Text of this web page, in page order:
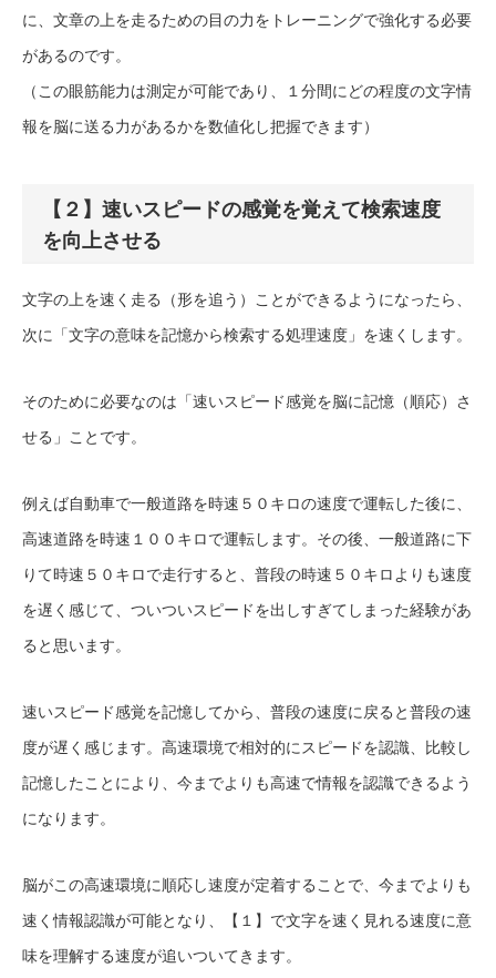
に、文章の上を走るための目の力をトレーニングで強化する必要
があるのです。
（この眼筋能力は測定が可能であり、１分間にどの程度の文字情
報を脳に送る力があるかを数値化し把握できます）
【２】速いスピードの感覚を覚えて検索速度
を向上させる
文字の上を速く走る（形を追う）ことができるようになったら、
次に「文字の意味を記憶から検索する処理速度」を速くします。
そのために必要なのは「速いスピード感覚を脳に記憶（順応）さ
せる」ことです。
例えば自動車で一般道路を時速５０キロの速度で運転した後に、
高速道路を時速１００キロで運転します。その後、一般道路に下
りて時速５０キロで走行すると、普段の時速５０キロよりも速度
を遅く感じて、ついついスピードを出しすぎてしまった経験があ
ると思います。
速いスピード感覚を記憶してから、普段の速度に戻ると普段の速
度が遅く感じます。高速環境で相対的にスピードを認識、比較し
記憶したことにより、今までよりも高速で情報を認識できるよう
になります。
脳がこの高速環境に順応し速度が定着することで、今までよりも
速く情報認識が可能となり、【１】で文字を速く見れる速度に意
味を理解する速度が追いついてきます。